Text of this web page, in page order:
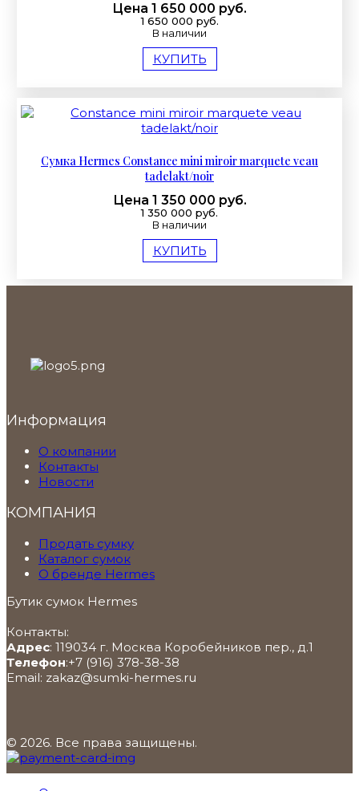
Цена 1 650 000 руб.
1 650 000 руб.
В наличии
КУПИТЬ
Сумка Hermes Constance mini miroir marquete veau
tadelakt/noir
Цена 1 350 000 руб.
1 350 000 руб.
В наличии
КУПИТЬ
Информация
О компании
Контакты
Новости
КОМПАНИЯ
Продать сумку
Каталог сумок
О бренде Hermes
Бутик сумок Hermes
Контакты:
Адрес: 119034 г. Москва Коробейников пер., д.1
Телефон:+7 (916) 378-38-38
Email: zakaz@sumki-hermes.ru
© 2026. Все права защищены.